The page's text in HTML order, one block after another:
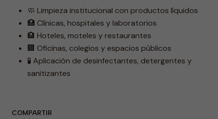
🧼 Limpieza institucional con productos líquidos
🏥 Clínicas, hospitales y laboratorios
🏨 Hoteles, moteles y restaurantes
🏢 Oficinas, colegios y espacios públicos
🧪 Aplicación de desinfectantes, detergentes y
sanitizantes
COMPARTIR